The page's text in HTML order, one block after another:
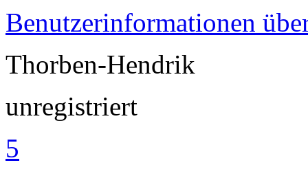
Benutzerinformationen
Thorben-Hendrik
unregistriert
5